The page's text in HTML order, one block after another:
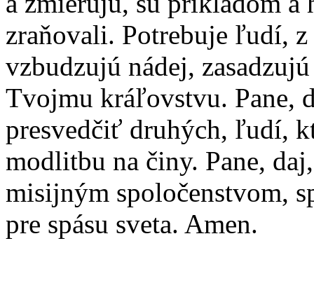
zraňovali. Potrebuje ľudí,
vzbudzujú nádej,
Tvojmu kráľovstvu. Pane,
presvedčiť druhých, ľudí,
modlitbu na činy. Pane,
misijným spoločenstvom,
pre spásu sveta. Amen.